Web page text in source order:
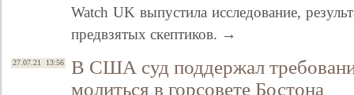
Watch UK выпустила исследование,
предвзятых скептиков. →
27.07.21 13:56
В США суд поддержал
молиться в горсовете Бостона